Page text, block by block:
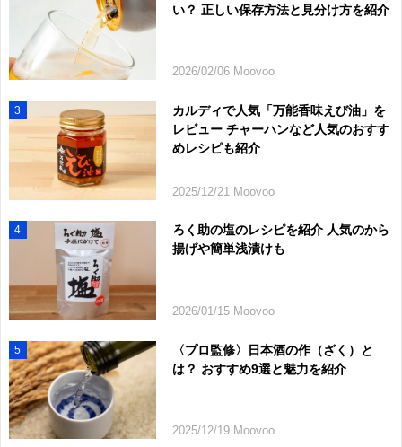
い？ 正しい保存方法と見分け方を紹介
2026/02/06 Moovoo
3
カルディで人気「万能香味えび油」を
レビュー チャーハンなど人気のおすす
めレシピも紹介
2025/12/21 Moovoo
4
ろく助の塩のレシピを紹介 人気のから
揚げや簡単浅漬けも
2026/01/15 Moovoo
5
〈プロ監修〉日本酒の作（ざく）と
は？ おすすめ9選と魅力を紹介
2025/12/19 Moovoo